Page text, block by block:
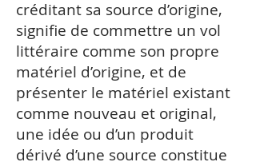
créditant sa source d’origine,
signifie de commettre un vol
littéraire comme son propre
matériel d’origine, et de
présenter le matériel existant
comme nouveau et original,
une idée ou d’un produit
dérivé d’une source constitue